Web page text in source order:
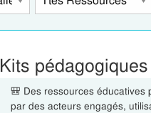
Kits
🎒 Des ressources éducatives
par des acteurs engagés,